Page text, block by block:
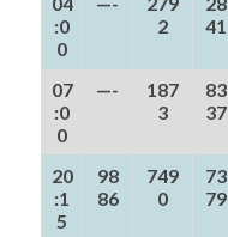
:0
0
2
41
07
:0
0
—-
187
3
83
37
20
:1
5
98
86
749
0
73
79